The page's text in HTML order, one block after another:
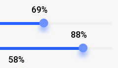
69%
88%
58%